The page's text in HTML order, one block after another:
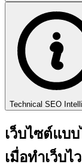
Technical SEO
เว็บไซต์แบ
เมื่อทำเว็บ